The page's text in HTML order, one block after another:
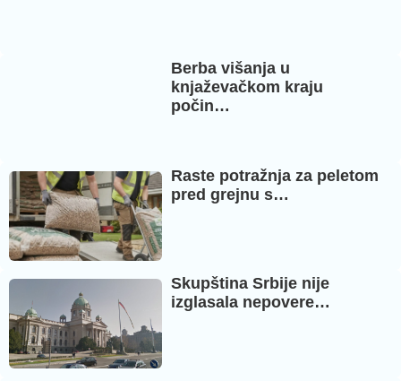
Berba višanja u
knjaževačkom kraju
počin…
Raste potražnja za peletom
pred grejnu s…
Skupština Srbije nije
izglasala nepovere…